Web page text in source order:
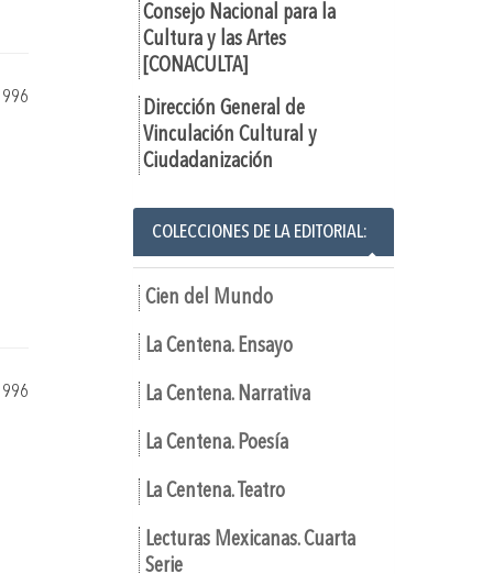
Consejo Nacional para la
Cultura y las Artes
[CONACULTA]
Dirección General de
Vinculación Cultural y
Ciudadanización
COLECCIONES DE LA EDITORIAL:
Cien del Mundo
La Centena. Ensayo
La Centena. Narrativa
La Centena. Poesía
La Centena. Teatro
Lecturas Mexicanas. Cuarta
Serie